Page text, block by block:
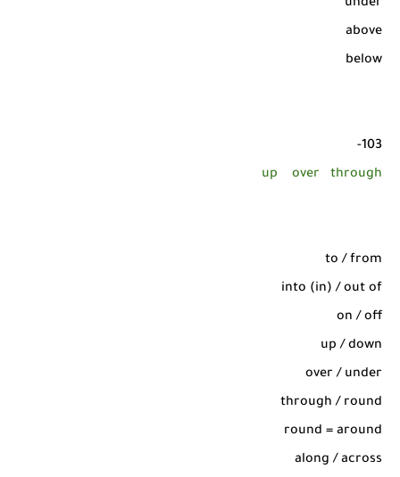
under
above
below
103-
up
over through
to / from
into (in) / out of
on / off
up / down
over / under
through / round
round = around
along / across